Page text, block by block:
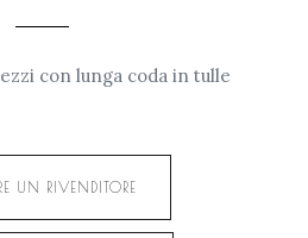
con lunga coda in tulle
UN RIVENDITORE